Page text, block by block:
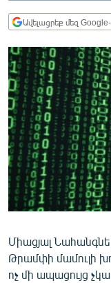
ՊԱՏԵՐԱԶՄԻ 6
ՏԱՐԱԾԱՇՐՋԱՆ
ՄԻՋԱԶԳԱՅԻՆ
ՄՇԱԿՈՒՅԹ
ՍՊՈՐՏ
ՏՏ ԵՒ ԻՆՏԵՐՆԵՏ
ԿՈՐՈՆԱՎԻՐՈՒՍ
ՏԵՍԱՆՅՈՒԹԵՐ
ԲԱՆԱՎԵՃ
Ավելացրեք մեզ Google-
Միացյալ
Թրամփի մամուլի
ոչ մի ապացույց